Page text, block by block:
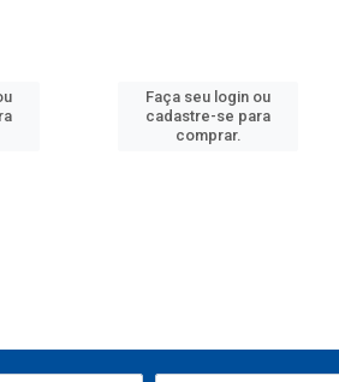
Faça seu login ou
cadastre-se para
comprar.